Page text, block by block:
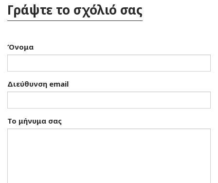
Γράψτε το σχόλιό σας
Όνομα
Διεύθυνση email
Το μήνυμα σας